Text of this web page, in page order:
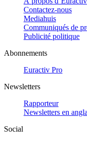
Contactez-nous
Mediahuis
Communiqués de
Publicité politique
Abonnements
Euractiv Pro
Newsletters
Rapporteur
Newsletters en
Social